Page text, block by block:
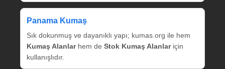
Panama Kumaş
Sık dokunmuş ve dayanıklı yapı; kumas.org ile hem
Kumaş Alanlarhem de Stok Kumaş Alanlariçin
kullanışlıdır.